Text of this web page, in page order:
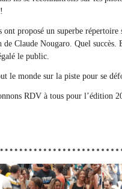
proposé un superbe
Claude Nougaro. Quel
le public.
le monde sur la piste pour se
RDV à tous pour l’édition